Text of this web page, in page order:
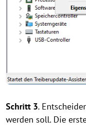
Schritt 3.
werden soll. Die